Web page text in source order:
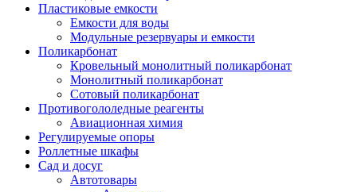
Пластиковые емкости
Емкости для воды
Модульные резервуары и емкости
Поликарбонат
Кровельный монолитный поликарбонат
Монолитный поликарбонат
Сотовый поликарбонат
Противогололедные реагенты
Авиационная химия
Регулируемые опоры
Роллетные шкафы
Сад и досуг
Автотовары